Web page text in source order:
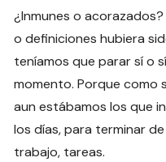
¿Inmunes o
o definiciones hubiera
teníamos que parar sí o
momento. Porque como
aun estábamos los que
los días, para terminar
trabajo, tareas.